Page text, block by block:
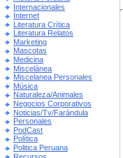
Internacionales
Internet
Literatura Crítica
Literatura Relatos
Marketing
Mascotas
Medicina
Miscelánea
Miscelanea Personales
Música
Naturaleza/Animales
Negocios Corporativos
Noticias/Tv/Farándula
Personales
PodCast
Política
Politica Peruana
Recursos